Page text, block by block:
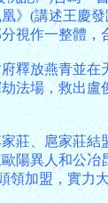
》(講述王慶
視作一整體
釋放燕青並
法場，救出
莊、扈家莊
陽異人和公
領加盟，實力